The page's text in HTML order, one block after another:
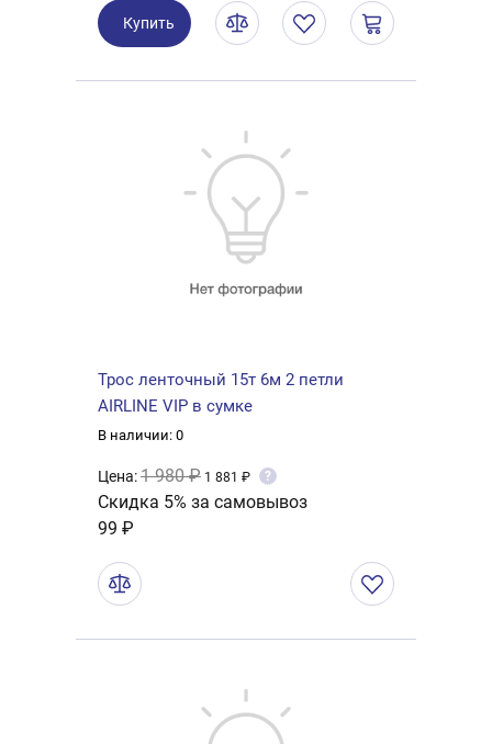
Купить
Трос ленточный 15т 6м 2 петли
AIRLINE VIP в сумке
В наличии: 0
Цена:1 980 ₽ 1 881 ₽ ?
Скидка 5% за самовывоз
99 ₽